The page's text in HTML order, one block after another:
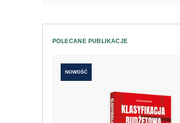
POLECANE PUBLIKACJE
NOWOŚĆ